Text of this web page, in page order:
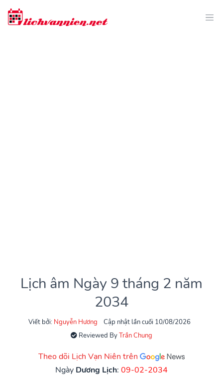
Lịch âm Ngày 9 tháng 2 năm
2034
Viết bởi: Nguyễn Hương
Cập nhật lần cuối 10/08/2026
Reviewed ByTrần Chung
Theo dõi Lịch Vạn Niên trên
Ngày Dương Lịch: 09-02-2034